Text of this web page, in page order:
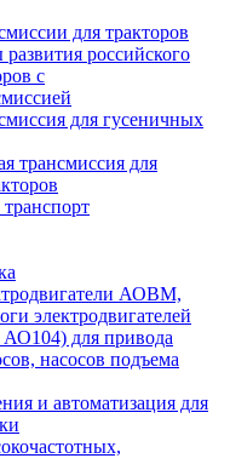
для тракторов
российского
с
для гусеничных
трансмиссия для
АОВМ,
электродвигателей
для привода
насосов подъема
и автоматизация для